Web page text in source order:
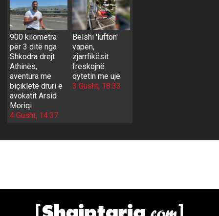
900 kilometra
për 3 ditë nga
Shkodra drejt
Athinës,
aventura me
biçikletë druri e
avokatit Arsid
Moriqi
4 Gusht, 14:37
Belshi 'lufton'
vapën,
zjarrfikësit
freskojnë
qytetin me ujë
3 Gusht, 18:33